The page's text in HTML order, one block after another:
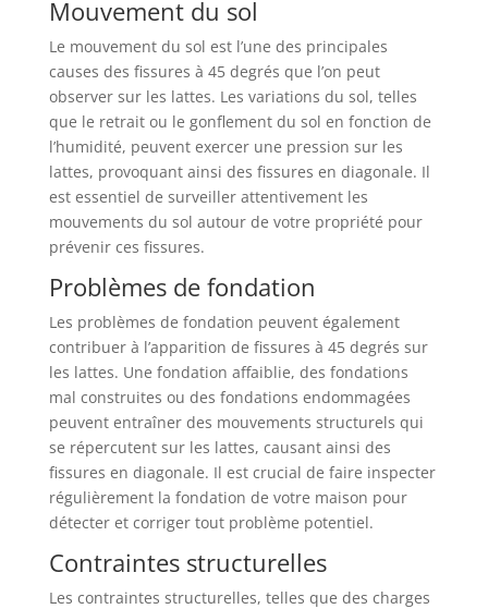
Mouvement du sol
Le mouvement du sol est l’une des principales
causes des fissures à 45 degrés que l’on peut
observer sur les lattes. Les variations du sol, telles
que le retrait ou le gonflement du sol en fonction de
l’humidité, peuvent exercer une pression sur les
lattes, provoquant ainsi des fissures en diagonale. Il
est essentiel de surveiller attentivement les
mouvements du sol autour de votre propriété pour
prévenir ces fissures.
Problèmes de fondation
Les problèmes de fondation peuvent également
contribuer à l’apparition de fissures à 45 degrés sur
les lattes. Une fondation affaiblie, des fondations
mal construites ou des fondations endommagées
peuvent entraîner des mouvements structurels qui
se répercutent sur les lattes, causant ainsi des
fissures en diagonale. Il est crucial de faire inspecter
régulièrement la fondation de votre maison pour
détecter et corriger tout problème potentiel.
Contraintes structurelles
Les contraintes structurelles, telles que des charges